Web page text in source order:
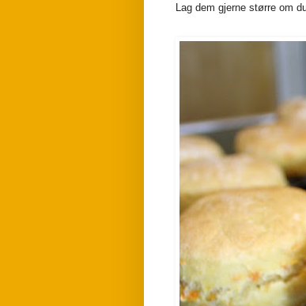
Lag dem gjerne større om